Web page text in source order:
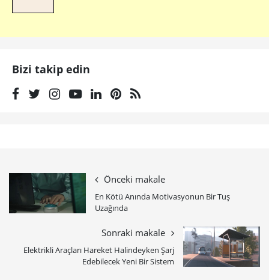
Bizi takip edin
Önceki makale
En Kötü Anında Motivasyonun Bir Tuş
Uzağında
Sonraki makale
Elektrikli Araçları Hareket Halindeyken Şarj
Edebilecek Yeni Bir Sistem